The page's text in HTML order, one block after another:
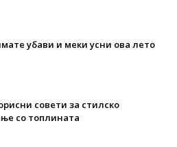
убави и меки усни ова лето
совети за стилско
со топлината